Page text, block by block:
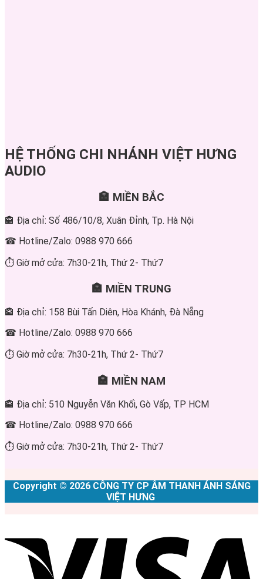
HỆ THỐNG CHI NHÁNH VIỆT HƯNG
AUDIO
🏣 MIỀN BẮC
🏤 Địa chỉ: Số 486/10/8, Xuân Đỉnh, Tp. Hà Nội
☎ Hotline/Zalo: 0988 970 666
⏱ Giờ mở cửa: 7h30-21h, Thứ 2- Thứ7
🏣 MIỀN TRUNG
🏤 Địa chỉ: 158 Bùi Tấn Diên, Hòa Khánh, Đà Nẵng
☎ Hotline/Zalo: 0988 970 666
⏱ Giờ mở cửa: 7h30-21h, Thứ 2- Thứ7
🏣 MIỀN NAM
🏤 Địa chỉ: 510 Nguyễn Văn Khối, Gò Vấp, TP HCM
☎ Hotline/Zalo: 0988 970 666
⏱ Giờ mở cửa: 7h30-21h, Thứ 2- Thứ7
Copyright © 2026 CÔNG TY CP ÂM THANH ÁNH SÁNG
VIỆT HƯNG